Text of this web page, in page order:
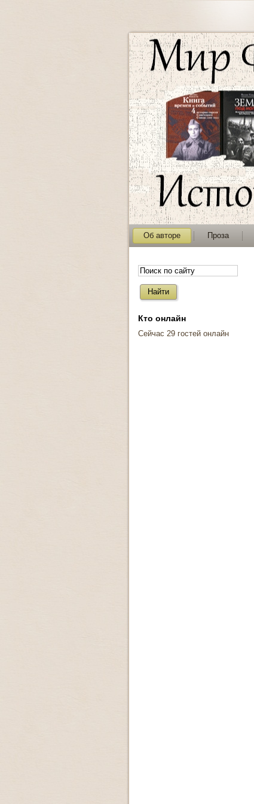
Об авторе Проза
Кто онлайн
Сейчас 29 гостей онлайн